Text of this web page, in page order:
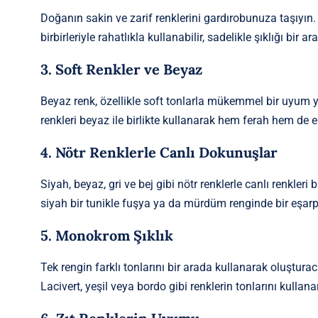
Doğanın sakin ve zarif renklerini gardırobunuza
birbirleriyle rahatlıkla kullanabilir, sadelikle şıklığı bir
3. Soft Renkler ve Beyaz
Beyaz renk, özellikle soft tonlarla mükemmel bir uyum
renkleri beyaz ile birlikte kullanarak hem ferah hem de
4. Nötr Renklerle Canlı Dokunuşlar
Siyah, beyaz, gri ve bej gibi nötr renklerle canlı
siyah bir tunikle fuşya ya da mürdüm renginde bir
5. Monokrom Şıklık
Tek rengin farklı tonlarını bir arada kullanarak
Lacivert, yeşil veya bordo gibi renklerin tonlarını